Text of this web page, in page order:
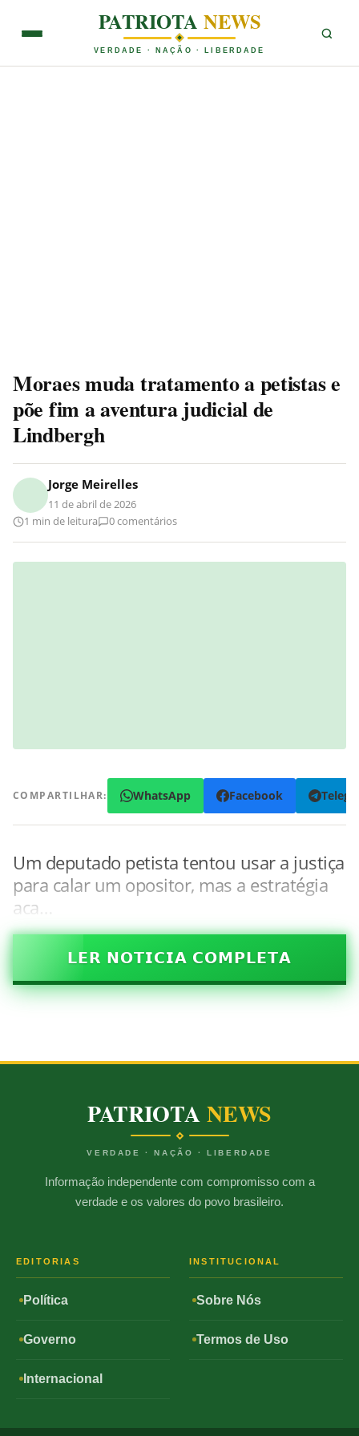
PATRIOTANEWS
VERDADE · NAÇÃO · LIBERDADE
Moraes muda tratamento a petistas e
põe fim a aventura judicial de
Lindbergh
Jorge Meirelles
11 de abril de 2026
1 min de leitura
0 comentários
COMPARTILHAR: WhatsApp Facebook
Um deputado petista tentou usar a justiça
para calar um opositor, mas a estratégia
aca…
𝗟𝗘𝗥 𝗡𝗢𝗧𝗜𝗖𝗜𝗔 𝗖𝗢𝗠𝗣𝗟𝗘𝗧𝗔
PATRIOTANEWS
VERDADE · NAÇÃO · LIBERDADE
Informação independente com compromisso com a
verdade e os valores do povo brasileiro.
EDITORIAS
Política
Governo
Internacional
INSTITUCIONAL
Sobre Nós
Termos de Uso